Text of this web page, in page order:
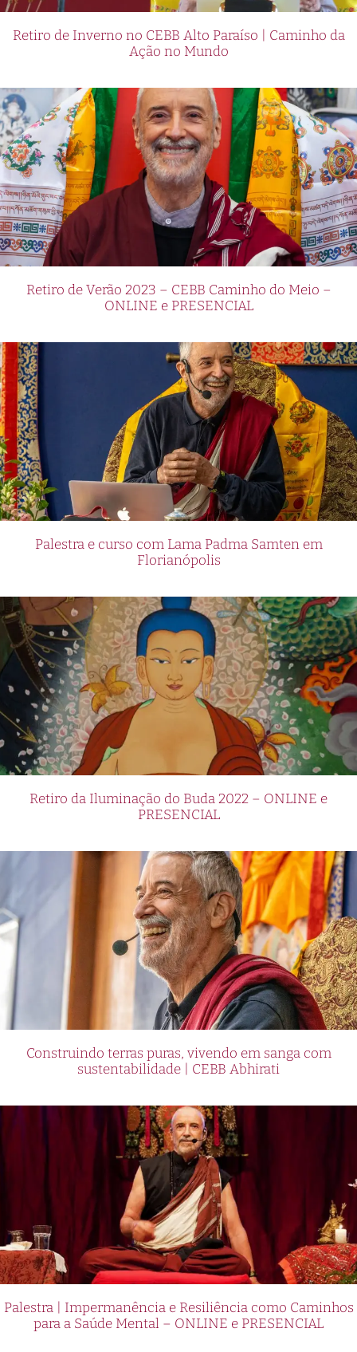
Retiro de Inverno no CEBB Alto Paraíso | Caminho da
Ação no Mundo
Retiro de Verão 2023 – CEBB Caminho do Meio –
ONLINE e PRESENCIAL
Palestra e curso com Lama Padma Samten em
Florianópolis
Retiro da Iluminação do Buda 2022 – ONLINE e
PRESENCIAL
Construindo terras puras, vivendo em sanga com
sustentabilidade | CEBB Abhirati
Palestra | Impermanência e Resiliência como Caminhos
para a Saúde Mental – ONLINE e PRESENCIAL